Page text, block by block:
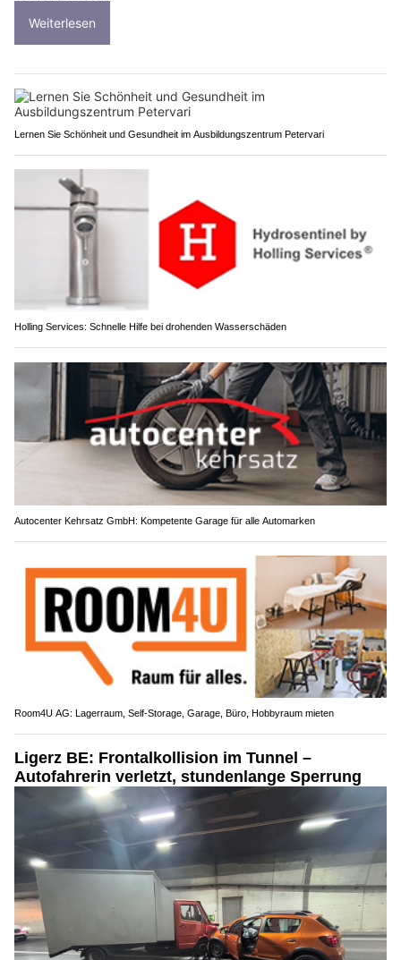
Weiterlesen
Lernen Sie Schönheit und Gesundheit im Ausbildungszentrum Petervari
Holling Services: Schnelle Hilfe bei drohenden Wasserschäden
Autocenter Kehrsatz GmbH: Kompetente Garage für alle Automarken
Room4U AG: Lagerraum, Self-Storage, Garage, Büro, Hobbyraum mieten
Ligerz BE: Frontalkollision im Tunnel –
Autofahrerin verletzt, stundenlange Sperrung